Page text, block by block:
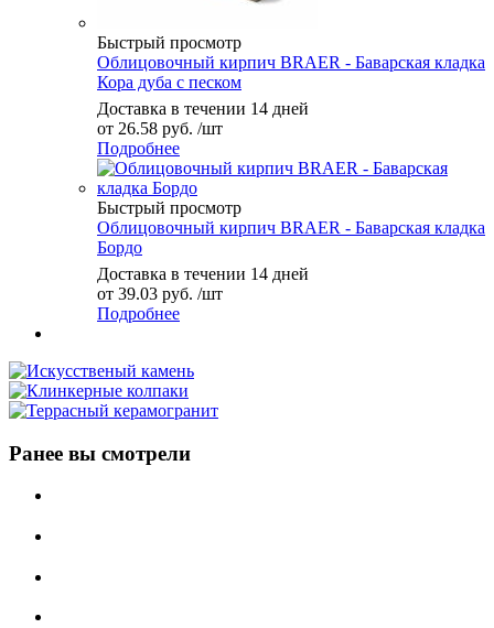
Быстрый просмотр
Облицовочный кирпич BRAER - Баварская кладка
Кора дуба с песком
Доставка в течении 14 дней
от 26.58 руб. /шт
Подробнее
Быстрый просмотр
Облицовочный кирпич BRAER - Баварская кладка
Бордо
Доставка в течении 14 дней
от 39.03 руб. /шт
Подробнее
Ранее вы смотрели